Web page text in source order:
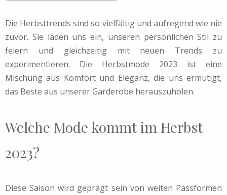
Die Herbsttrends sind so vielfältig und aufregend wie nie
zuvor. Sie laden uns ein, unseren persönlichen Stil zu
feiern und gleichzeitig mit neuen Trends zu
experimentieren. Die Herbstmode 2023 ist eine
Mischung aus Komfort und Eleganz, die uns ermutigt,
das Beste aus unserer Garderobe herauszuholen.
Welche Mode kommt im Herbst
2023?
Diese Saison wird geprägt sein von weiten Passformen